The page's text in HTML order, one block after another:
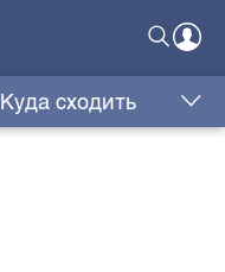
Куда сходить